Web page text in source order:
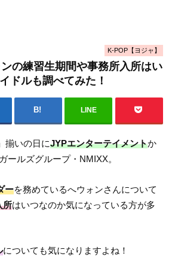
K-POP【ヨジャ】
ンの練習生期間や事務所入所はい
ドルも調べてみた！
LINE
揃いの日にJYPエンターテイメントか
ールズグループ・NMIXX。
ーを務めているへウォンさんについて
所はいつなのか気になっている方が多
についても気になりますよね！